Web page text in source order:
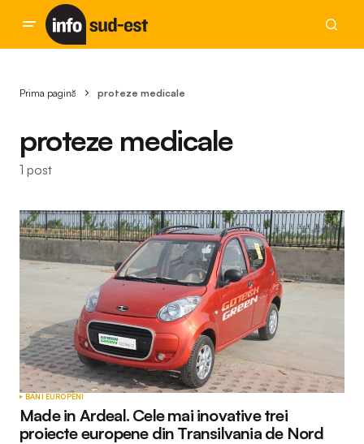
Prima pagină proteze medicale
proteze medicale
1 post
BANI EUROPENI
Made in Ardeal. Cele mai inovative trei
proiecte europene din Transilvania de Nord